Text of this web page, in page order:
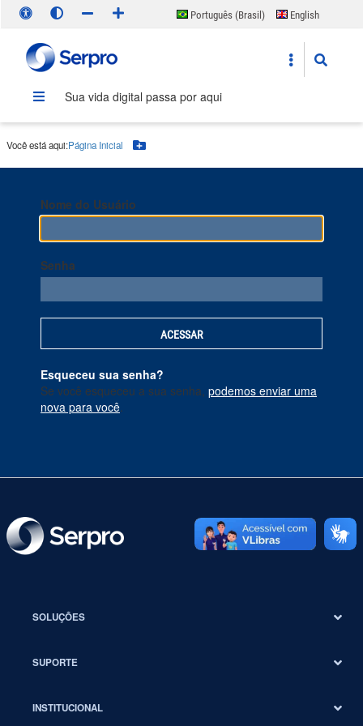
Português (Brasil)
English
Sua vida digital passa por aqui
Você está aqui:Página Inicial Botão Menu
Nome do Usuário
Senha
Esqueceu sua senha?
Se você esqueceu a sua senha, podemos enviar uma
nova para você
SOLUÇÕES
SUPORTE
INSTITUCIONAL